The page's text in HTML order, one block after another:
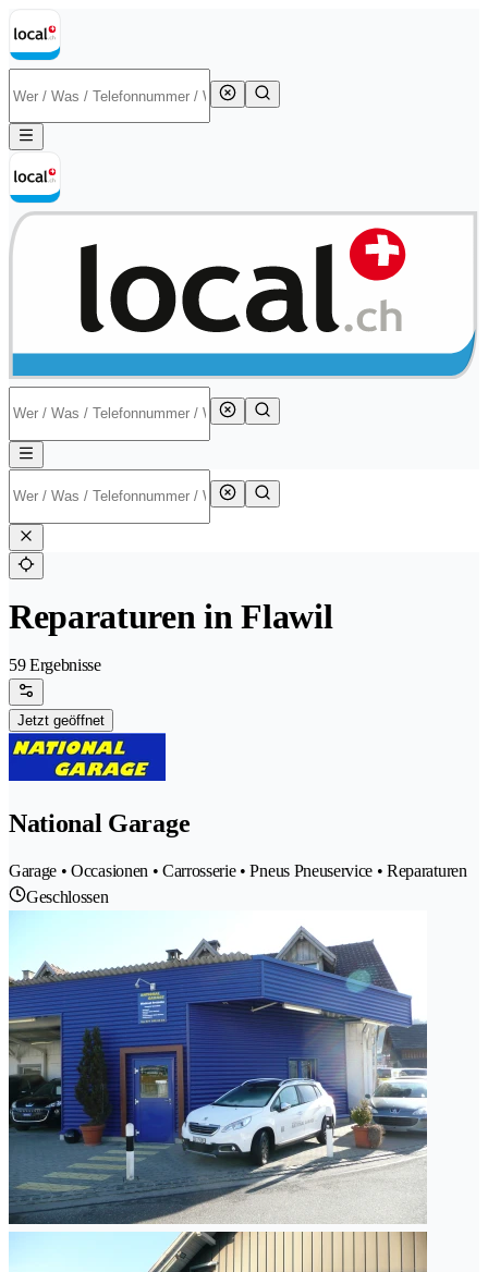
Reparaturen in Flawil
59 Ergebnisse
Jetzt geöffnet
National Garage
Garage • Occasionen • Carrosserie • Pneus Pneuservice • Reparaturen
Geschlossen